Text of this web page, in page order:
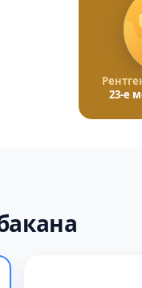
23-е